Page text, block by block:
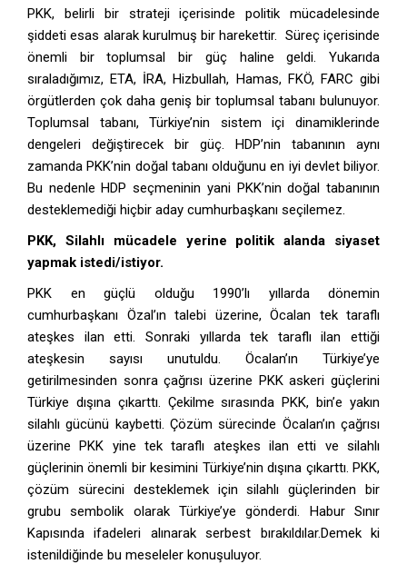
PKK, belirli bir strateji içerisinde politik mücadelesinde
şiddeti esas alarak kurulmuş bir harekettir. Süreç içerisinde
önemli bir toplumsal bir güç haline geldi. Yukarıda
sıraladığımız, ETA, İRA, Hizbullah, Hamas, FKÖ, FARC gibi
örgütlerden çok daha geniş bir toplumsal tabanı bulunuyor.
Toplumsal tabanı, Türkiye’nin sistem içi dinamiklerinde
dengeleri değiştirecek bir güç. HDP’nin tabanının aynı
zamanda PKK’nin doğal tabanı olduğunu en iyi devlet biliyor.
Bu nedenle HDP seçmeninin yani PKK’nin doğal tabanının
desteklemediği hiçbir aday cumhurbaşkanı seçilemez.
PKK, Silahlı mücadele yerine politik alanda siyaset
yapmak istedi/istiyor.
PKK en güçlü olduğu 1990’lı yıllarda dönemin
cumhurbaşkanı Özal’ın talebi üzerine, Öcalan tek taraflı
ateşkes ilan etti. Sonraki yıllarda tek taraflı ilan ettiği
ateşkesin sayısı unutuldu. Öcalan’ın Türkiye’ye
getirilmesinden sonra çağrısı üzerine PKK askeri güçlerini
Türkiye dışına çıkarttı. Çekilme sırasında PKK, bin’e yakın
silahlı gücünü kaybetti. Çözüm sürecinde Öcalan’ın çağrısı
üzerine PKK yine tek taraflı ateşkes ilan etti ve silahlı
güçlerinin önemli bir kesimini Türkiye’nin dışına çıkarttı. PKK,
çözüm sürecini desteklemek için silahlı güçlerinden bir
grubu sembolik olarak Türkiye’ye gönderdi. Habur Sınır
Kapısında ifadeleri alınarak serbest bırakıldılar.Demek ki
istenildiğinde bu meseleler konuşuluyor.